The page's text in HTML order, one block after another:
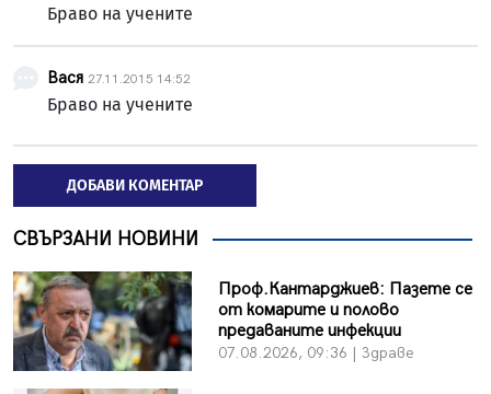
Браво на учените
Вася 27.11.2015 14:52
Браво на учените
ДОБАВИ КОМЕНТАР
СВЪРЗАНИ НОВИНИ
Проф.Кантарджиев: Пазете се
от комарите и полово
предаваните инфекции
07.08.2026, 09:36 | Здраве